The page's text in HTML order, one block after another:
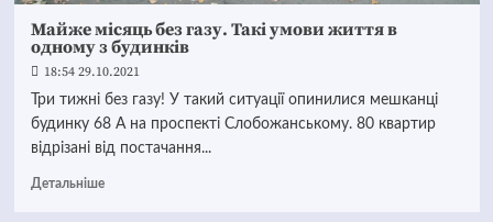
Майже місяць без газу. Такі умови життя в
одному з будинків
18:54 29.10.2021
Три тижні без газу! У такий ситуації опинилися мешканці
будинку 68 А на проспекті Слобожанському. 80 квартир
відрізані від постачання...
Детальніше